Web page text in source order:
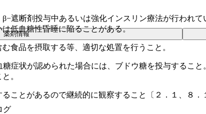
遮断剤投与中あるいは強化インスリン療法が行われ
低血糖性昏睡に陥ることがある。
食品を摂取する等、適切な処置を行うこと。
症状が認められた場合には、ブドウ糖を投与するこ
。
ことがあるので継続的に観察すること〔２．１、８
薬剤情報
グ